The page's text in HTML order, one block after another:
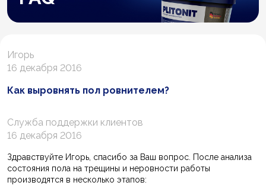
Игорь
16 декабря 2016
Как выровнять пол ровнителем?
Служба поддержки клиентов
16 декабря 2016
Здравствуйте Игорь, спасибо за Ваш вопрос. После анализа
состояния пола на трещины и неровности работы
производятся в несколько этапов: